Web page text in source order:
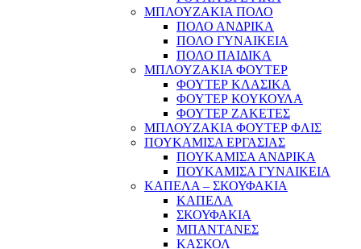
ΜΠΛΟΥΖΑΚΙΑ ΠΟΛΟ
ΠΟΛΟ ΑΝΔΡΙΚΑ
ΠΟΛΟ ΓΥΝΑΙΚΕΙΑ
ΠΟΛΟ ΠΑΙΔΙΚΑ
ΜΠΛΟΥΖΑΚΙΑ ΦΟΥΤΕΡ
ΦΟΥΤΕΡ ΚΛΑΣΙΚΑ
ΦΟΥΤΕΡ ΚΟΥΚΟΥΛΑ
ΦΟΥΤΕΡ ΖΑΚΕΤΕΣ
ΜΠΛΟΥΖΑΚΙΑ ΦΟΥΤΕΡ ΦΛΙΣ
ΠΟΥΚΑΜΙΣΑ ΕΡΓΑΣΙΑΣ
ΠΟΥΚΑΜΙΣΑ ΑΝΔΡΙΚΑ
ΠΟΥΚΑΜΙΣΑ ΓΥΝΑΙΚΕΙΑ
ΚΑΠΕΛΑ – ΣΚΟΥΦΑΚΙΑ
ΚΑΠΕΛΑ
ΣΚΟΥΦΑΚΙΑ
ΜΠΑΝΤΑΝΕΣ
ΚΑΣΚΟΛ